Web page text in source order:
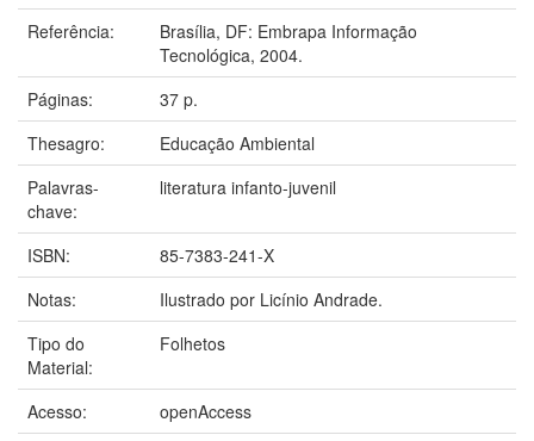
Referência:
Brasília, DF: Embrapa Informação
Tecnológica, 2004.
Páginas:
37 p.
Thesagro:
Educação Ambiental
Palavras-
chave:
literatura infanto-juvenil
ISBN:
85-7383-241-X
Notas:
Ilustrado por Licínio Andrade.
Tipo do
Material:
Folhetos
Acesso:
openAccess